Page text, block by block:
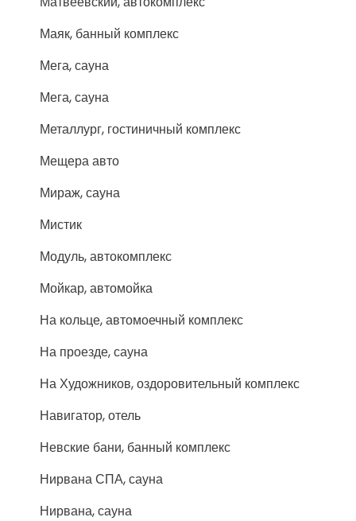
Маяк, банный комплекс
Мега, сауна
Мега, сауна
Металлург, гостиничный комплекс
Мещера авто
Мираж, сауна
Мистик
Модуль, автокомплекс
Мойкар, автомойка
На кольце, автомоечный комплекс
На проезде, сауна
На Художников, оздоровительный комплекс
Навигатор, отель
Невские бани, банный комплекс
Нирвана СПА, сауна
Нирвана, сауна